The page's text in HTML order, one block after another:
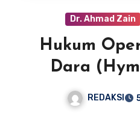
Dr. Ahmad Zain
Hukum
Dara
REDAKSI